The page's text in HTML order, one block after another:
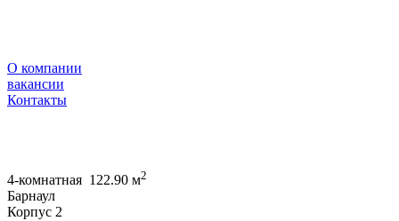
О компании
вакансии
Контакты
4-комнатная 122.90 м2
Барнаул
Корпус 2